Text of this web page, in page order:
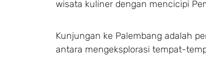
wisata kuliner dengan mencicipi
Kunjungan ke Palembang adalah
antara mengeksplorasi tempat-